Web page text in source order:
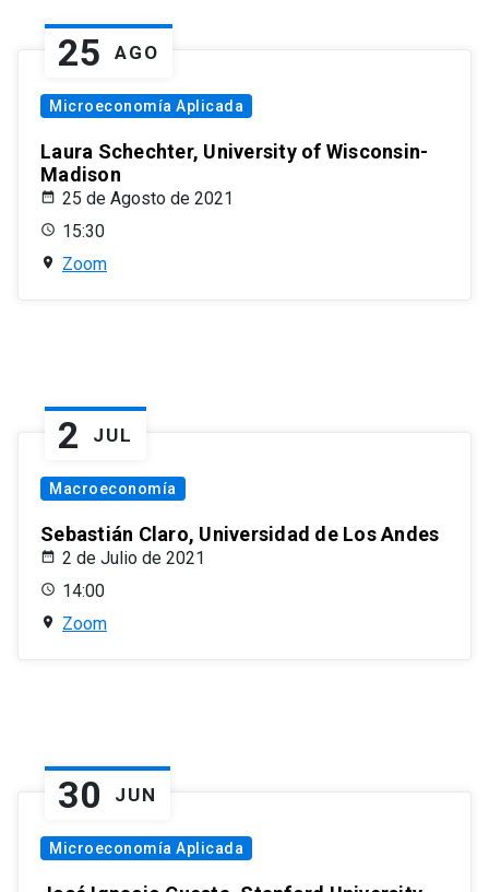
25 AGO
Microeconomía Aplicada
Laura Schechter, University of Wisconsin-
Madison
25 de Agosto de 2021
15:30
Zoom
2 JUL
Macroeconomía
Sebastián Claro, Universidad de Los Andes
2 de Julio de 2021
14:00
Zoom
30 JUN
Microeconomía Aplicada